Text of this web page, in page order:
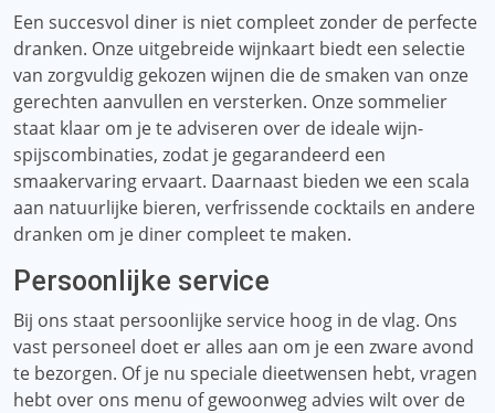
Een succesvol diner is niet compleet zonder de perfecte
dranken. Onze uitgebreide wijnkaart biedt een selectie
van zorgvuldig gekozen wijnen die de smaken van onze
gerechten aanvullen en versterken. Onze sommelier
staat klaar om je te adviseren over de ideale wijn-
spijscombinaties, zodat je gegarandeerd een
smaakervaring ervaart. Daarnaast bieden we een scala
aan natuurlijke bieren, verfrissende cocktails en andere
dranken om je diner compleet te maken.
Persoonlijke service
Bij ons staat persoonlijke service hoog in de vlag. Ons
vast personeel doet er alles aan om je een zware avond
te bezorgen. Of je nu speciale dieetwensen hebt, vragen
hebt over ons menu of gewoonweg advies wilt over de